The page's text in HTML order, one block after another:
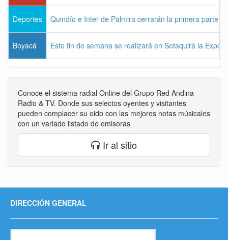
Deportes Quindío e Inter de Palmira cerrarán la primera parte
Boyacá Este fin de semana se realizará en Sotaquirá la
Conoce el sistema radial Online del Grupo Red Andina
Radio & TV. Donde sus selectos oyentes y visitantes
pueden complacer su oido con las mejores notas músicales
con un variado listado de emisoras
Ir al sitio
DIRECCIÓN GENERAL